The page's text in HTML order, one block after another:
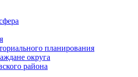
планирования
округа
района